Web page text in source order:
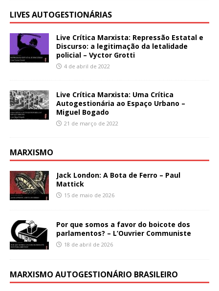
LIVES AUTOGESTIONÁRIAS
Live Crítica Marxista: Repressão Estatal e
Discurso: a legitimação da letalidade
policial – Vyctor Grotti
4 de abril de 2022
Live Crítica Marxista: Uma Crítica
Autogestionária ao Espaço Urbano –
Miguel Bogado
21 de março de 2022
MARXISMO
Jack London: A Bota de Ferro – Paul
Mattick
15 de maio de 2026
Por que somos a favor do boicote dos
parlamentos? – L’Ouvrier Communiste
18 de abril de 2026
MARXISMO AUTOGESTIONÁRIO BRASILEIRO